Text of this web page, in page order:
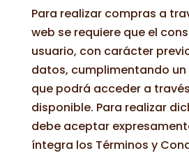
Para realizar compras a
web se requiere que el
usuario, con carácter
datos, cumplimentando
que podrá acceder a
disponible. Para realizar
debe aceptar
íntegra los Términos y